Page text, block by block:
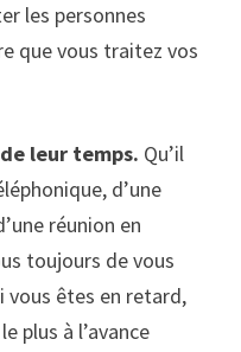
les personnes
que vous traitez vos
leur temps. Qu’il
d’une
réunion en
toujours de vous
vous êtes en retard,
plus à l’avance